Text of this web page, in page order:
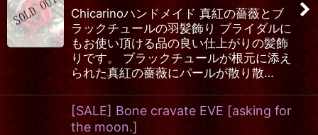
Chicarinoハンドメイド 真紅の薔薇とブ
ラックチュールの羽髪飾り ブライダルに
もお使い頂ける品の良い仕上がりの髪飾
りです。 ブラックチュールが根元に添え
られた真紅の薔薇にパールが散り散…
[SALE] Bone cravate EVE [asking for
the moon.]